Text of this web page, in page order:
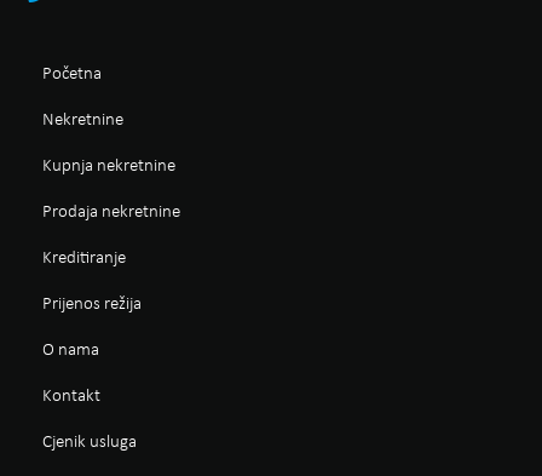
Početna
Nekretnine
Kupnja nekretnine
Prodaja nekretnine
Kreditiranje
Prijenos režija
O nama
Kontakt
Cjenik usluga